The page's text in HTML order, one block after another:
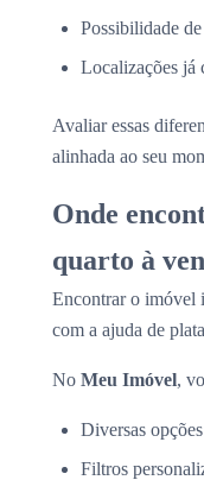
Possibilidade
Localizações já
Avaliar essas
alinhada ao seu
Onde
quarto à
Encontrar o imóvel
com a ajuda de
No Meu Imóvel,
Diversas
Filtros